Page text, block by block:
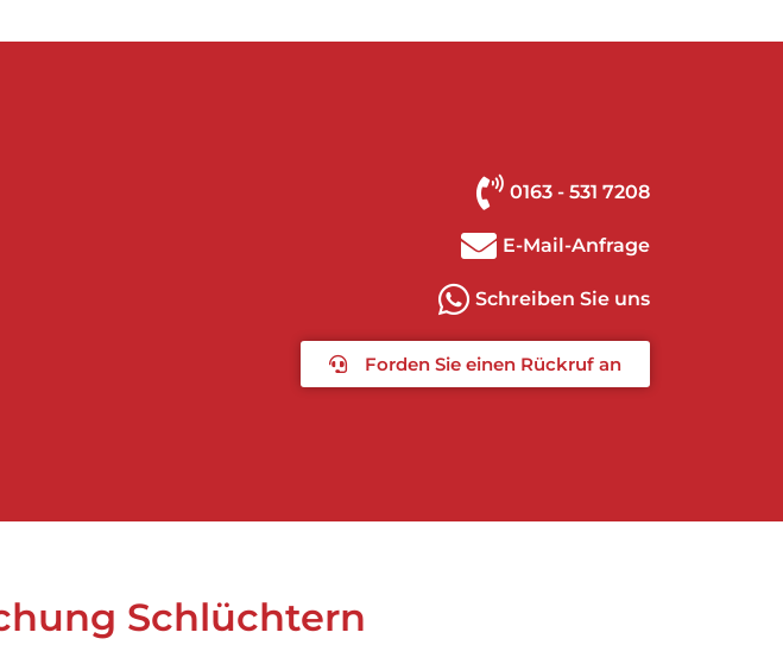
0163 - 531 7208
E-Mail-Anfrage
Schreiben Sie uns
Forden Sie einen Rückruf an
Schlüchtern